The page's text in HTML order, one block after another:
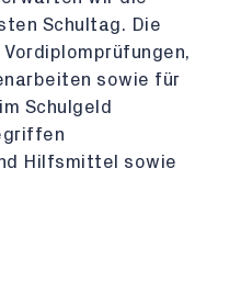
Schultag. Die
sowie für
Schulgeld
Hilfsmittel sowie